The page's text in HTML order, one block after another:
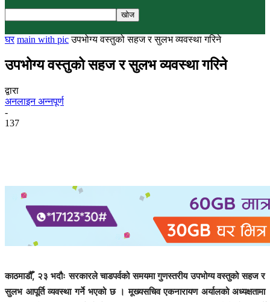
घर main with pic उपभोग्य वस्तुको सहज र सुलभ व्यवस्था गरिने
उपभोग्य वस्तुको सहज र सुलभ व्यवस्था गरिने
द्वारा
अनलाइन अन्नपूर्ण
-
137
काठमाडौँ, २३ भदौः सरकारले चाडपर्वको समयमा गुणस्तरीय उपभोग्य वस्तुको सहज र
सुलभ आपूर्ति व्यवस्था गर्ने भएको छ । मूख्यसचिव एकनारायण अर्यालको अध्यक्षतामा